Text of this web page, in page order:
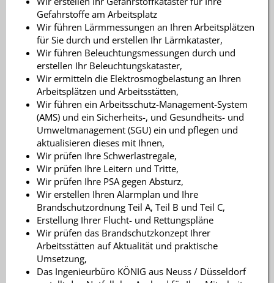
Gefahrstoffe am Arbeitsplatz
Wir führen Lärmmessungen an Ihren Arbeitsplätzen
für Sie durch und erstellen Ihr Lärmkataster,
Wir führen Beleuchtungsmessungen durch und
erstellen Ihr Beleuchtungskataster,
Wir ermitteln die Elektrosmogbelastung an Ihren
Arbeitsplätzen und Arbeitsstätten,
Wir führen ein Arbeitsschutz-Management-System
(AMS) und ein Sicherheits-, und Gesundheits- und
Umweltmanagement (SGU) ein und pflegen und
aktualisieren dieses mit Ihnen,
Wir prüfen Ihre Schwerlastregale,
Wir prüfen Ihre Leitern und Tritte,
Wir prüfen Ihre PSA gegen Absturz,
Wir erstellen Ihren Alarmplan und Ihre
Brandschutzordnung Teil A, Teil B und Teil C,
Erstellung Ihrer Flucht- und Rettungspläne
Wir prüfen das Brandschutzkonzept Ihrer
Arbeitsstätten auf Aktualität und praktische
Umsetzung,
Das Ingenieurbüro KÖNIG aus Neuss / Düsseldorf